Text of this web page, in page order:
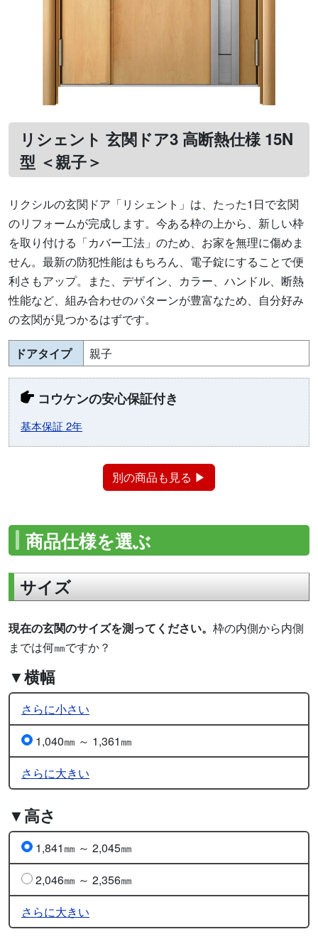
リシェント 玄関ドア3 高断熱仕様 15N
型 ＜親子＞
リクシルの玄関ドア「リシェント」は、たった1日で玄関
のリフォームが完成します。今ある枠の上から、新しい枠
を取り付ける「カバー工法」のため、お家を無理に傷めま
せん。最新の防犯性能はもちろん、電子錠にすることで便
利さもアップ。また、デザイン、カラー、ハンドル、断熱
性能など、組み合わせのパターンが豊富なため、自分好み
の玄関が見つかるはずです。
ドアタイプ 親子
コウケンの安心保証付き
基本保証 2年
別の商品も見る ▶
商品仕様を選ぶ
サイズ
現在の玄関のサイズを測ってください。 枠の内側から内側
までは何㎜ですか？
▼横幅
さらに小さい
1,040㎜ ～ 1,361㎜
さらに大きい
▼高さ
1,841㎜ ～ 2,045㎜
2,046㎜ ～ 2,356㎜
さらに大きい